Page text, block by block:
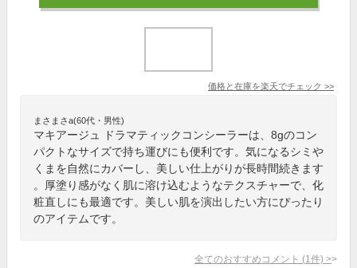
価格と在庫を楽天でチェック >>
まさまさa(60代・男性)
マキアージュ ドラマティックコンシーラーは、8gのコン
パクトなサイズで持ち運びにも便利です。気になるシミや
くまを自然にカバーし、美しい仕上がりが長時間続きます
。厚塗り感がなく肌に溶け込むようなテクスチャーで、化
粧直しにも最適です。美しい肌を演出したい方にぴったり
のアイテムです。
全てのおすすめコメント (1 件) >